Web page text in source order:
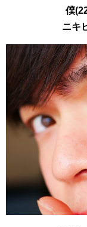
僕
ニキ